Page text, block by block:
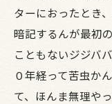
ターにおったとき
暗記するんが最初
こともないジジバ
０年経って苦虫か
て、ほんま無理や